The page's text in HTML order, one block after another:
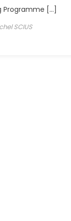
Programme […]
SCIUS